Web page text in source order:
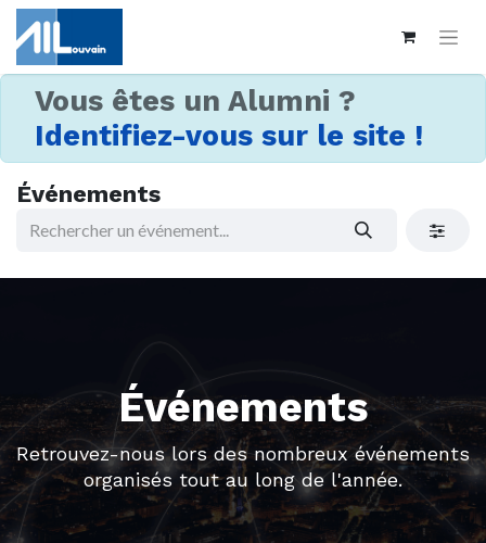
Vous êtes un Alumni ?
Identifiez-vous sur le site !
Événements
Événements
Retrouvez-nous lors des nombreux événements
organisés tout au long de l'année.